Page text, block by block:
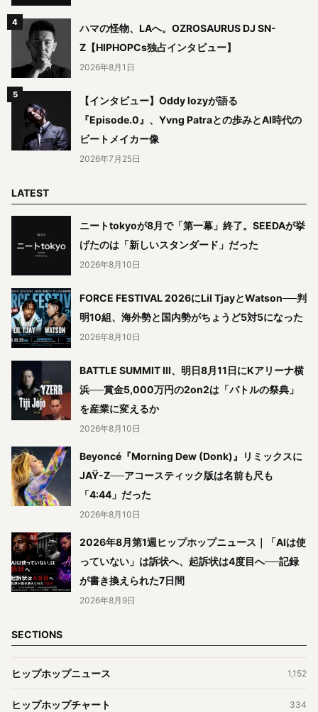
ハマの怪物、LAへ。OZROSAURUS DJ SN-
Z【HIPHOPCs独占インタビュー】
2026年8月1日
【インタビュー】Oddy lozyが語る
『Episode.0』、Yvng Patraとの歩みとAI時代の
ビートメイカー像
2026年7月25日
LATEST
ニートtokyoが8月で「第一幕」終了。SEEDAが挙
げたのは「新しいスタンダード」だった
2026年8月10日
FORCE FESTIVAL 2026にLil TjayとWatson──判
明10組、海外勢と国内勢がちょうど5対5になった
2026年8月10日
BATTLE SUMMIT III、明日8月11日にKアリーナ横
浜──賞金5,000万円の2on2は「バトルの祭典」
を産業に変えるか
2026年8月10日
Beyoncé『Morning Dew (Donk)』リミックスに
JAŸ-Z──アコースティック版は名前も尺も
「4:44」だった
2026年8月10日
2026年8月第1週ヒップホップニュース｜「AIは使
っていない」は訴状へ、起訴状は4度目へ──記録
が書き換えられた7日間
2026年8月9日
SECTIONS
ヒップホップニュース 1,152
ヒップホップチャート 334